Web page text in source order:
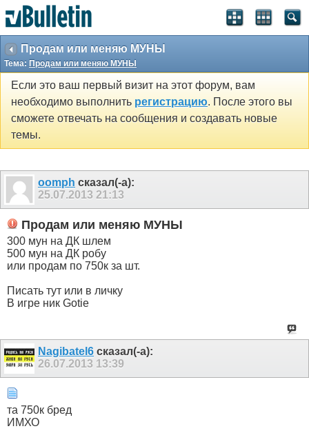
Продам или меняю МУНЫ
Тема: Продам или меняю МУНЫ
Если это ваш первый визит на этот форум, вам
необходимо выполнить регистрацию. После этого вы
сможете отвечать на сообщения и создавать новые
темы.
oomph сказал(-а):
25.07.2013 21:13
Продам или меняю МУНЫ
300 мун на ДК шлем
500 мун на ДК робу
или продам по 750к за шт.
Писать тут или в личку
В игре ник Gotie
Nagibatel6 сказал(-а):
26.07.2013 13:39
та 750к бред
ИМХО